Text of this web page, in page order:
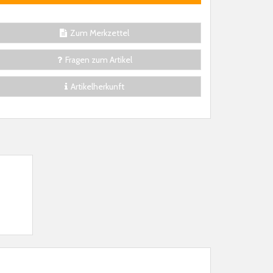
Zum Merkzettel
Fragen zum Artikel
Artikelherkunft